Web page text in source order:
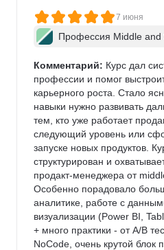
расширилась до
Однозначно рекомендую
вкладываться в себя
7 июня
Профессия Middle and
Комментарий: Курс дал
профессии и помог
карьерного роста. Стало
навыки нужно развивать
тем, кто уже работает
следующий уровень или
запуске новых продуктов.
структурирован и
продакт-менеджера от
Особенно порадовало
аналитике, работе с
визуализации (Power BI,
+ много практики - от A/B
NoCode, очень крутой блок